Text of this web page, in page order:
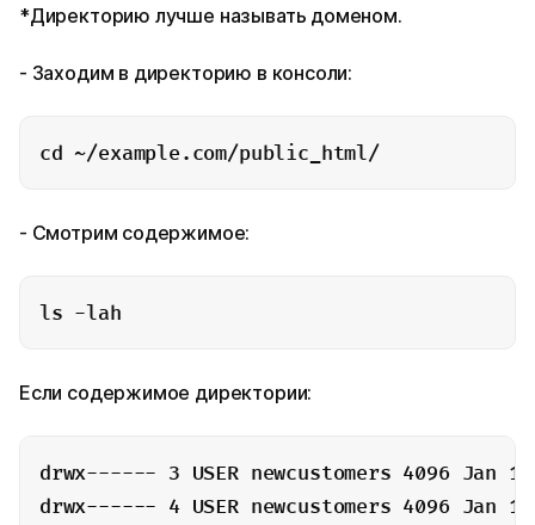
*Директорию лучше называть доменом.
- Заходим в директорию в консоли:
cd ~/example.com/public_html/
- Смотрим содержимое:
ls -lah
Если содержимое директории:
drwx------ 3 USER newcustomers 4096 Jan
drwx------ 4 USER newcustomers 4096 Jan